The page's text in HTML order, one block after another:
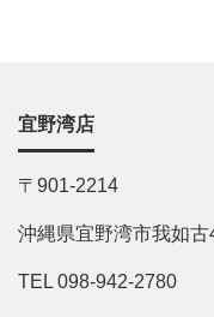
宜野湾店
〒901-2214
沖縄県宜野湾市我如古
TEL 098-942-2780